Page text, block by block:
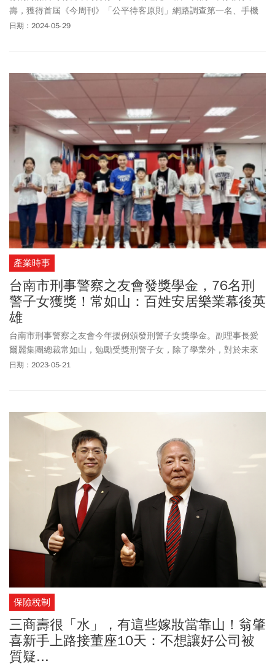
壽，獲得首屆《今周刊》「公平待客原則」網路調查第一名、手機
調查第二名，受到消費者肯定。
日期：2024-05-29
產業時事
台南市刑事警察之友會發獎學金，76名刑
警子女獲獎！常如山：百姓安居樂業幕後英
雄
台南市刑事警察之友會今年援例頒發刑警子女獎學金。副理事長愛
爾麗集團總裁常如山，勉勵受獎刑警子女，除了學業外，對於未來
的發展，更應重視人格與倫常的養成。
日期：2023-05-21
保險稅制
三商壽很「水」，有這些嫁妝當靠山！翁肇
喜新手上路接董座10天：不想讓好公司被
質疑...